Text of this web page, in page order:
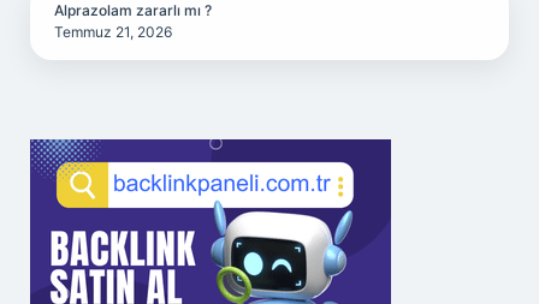
Alprazolam zararlı mı ?
Temmuz 21, 2026